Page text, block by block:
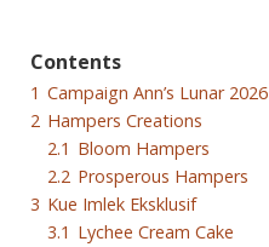
Contents
1 Campaign Ann’s Lunar 2026
2 Hampers Creations
2.1 Bloom Hampers
2.2 Prosperous Hampers
3 Kue Imlek Eksklusif
3.1 Lychee Cream Cake